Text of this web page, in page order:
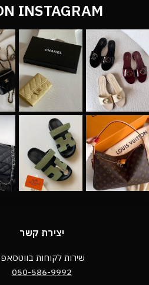
INSTAGRAM
יצירת קשר
שירות לקוחות
050-586-9992